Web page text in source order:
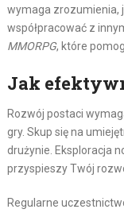
wymaga zrozumienia,
współpracować z
MMORPG, które
Jak
Rozwój postaci
gry. Skup się na
drużynie. Eksploracja
przyspieszy Twój
Regularne